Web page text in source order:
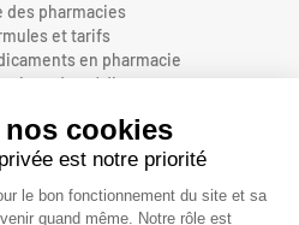
des pharmacies
et tarifs
en pharmacie
de médicaments
pharmaciens
aidants
et FAQ